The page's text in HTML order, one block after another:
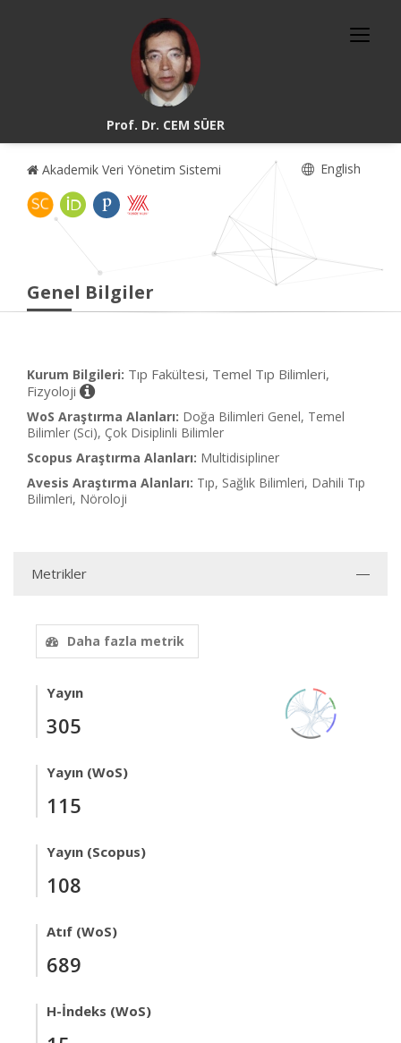
Prof. Dr. CEM SÜER
Akademik Veri Yönetim Sistemi English
Genel Bilgiler
Kurum Bilgileri: Tıp Fakültesi, Temel Tıp Bilimleri,
Fizyoloji
WoS Araştırma Alanları: Doğa Bilimleri Genel, Temel
Bilimler (Sci), Çok Disiplinli Bilimler
Scopus Araştırma Alanları: Multidisipliner
Avesis Araştırma Alanları: Tıp, Sağlık Bilimleri, Dahili Tıp
Bilimleri, Nöroloji
Metrikler
Daha fazla metrik
Yayın
305
Yayın (WoS)
115
Yayın (Scopus)
108
Atıf (WoS)
689
H-İndeks (WoS)